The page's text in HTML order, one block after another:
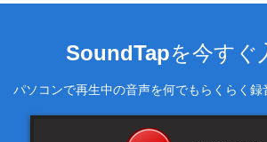
SoundTapを今すぐ
パソコンで再生中の音声を何でもらくらく録